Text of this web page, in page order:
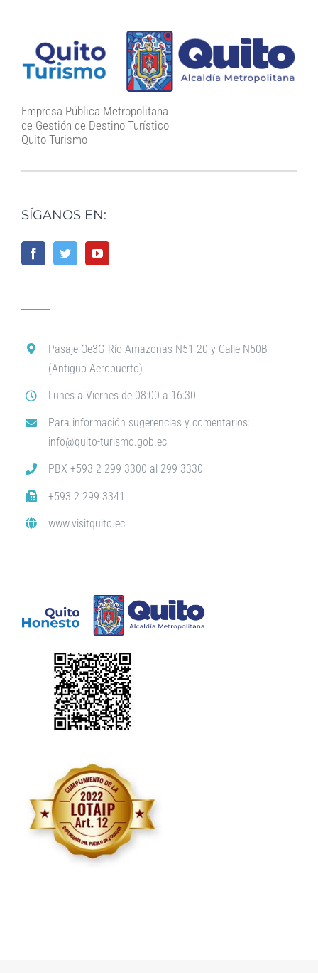
Empresa Pública Metropolitana
de Gestión de Destino Turístico
Quito Turismo
SÍGANOS EN:
Pasaje Oe3G Río Amazonas N51-20 y Calle N50B
(Antiguo Aeropuerto)
Lunes a Viernes de 08:00 a 16:30
Para información sugerencias y comentarios:
info@quito-turismo.gob.ec
PBX +593 2 299 3300 al 299 3330
+593 2 299 3341
www.visitquito.ec